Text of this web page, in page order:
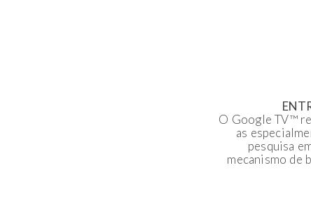
O Google TV™
as
pesquisa
mecanismo de